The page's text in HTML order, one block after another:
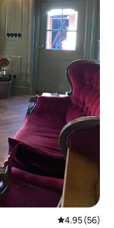
レビュー56
4.95 (56)